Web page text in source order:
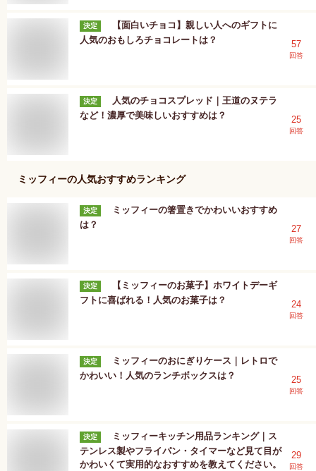
決定
【面白いチョコ】親しい人へのギフトに
人気のおもしろチョコレートは？
57
回答
決定
人気のチョコスプレッド｜王道のヌテラ
など！濃厚で美味しいおすすめは？
25
回答
ミッフィーの人気おすすめランキング
決定
ミッフィーの箸置きでかわいいおすすめ
は？
27
回答
決定
【ミッフィーのお菓子】ホワイトデーギ
フトに喜ばれる！人気のお菓子は？
24
回答
決定
ミッフィーのおにぎりケース｜レトロで
かわいい！人気のランチボックスは？
25
回答
決定
ミッフィーキッチン用品ランキング｜ス
テンレス製やフライパン・タイマーなど見て目が
かわいくて実用的なおすすめを教えてください。
29
回答